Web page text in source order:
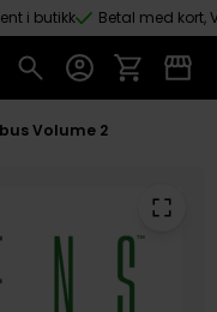
i butikk Betal med kort,
Volume 2